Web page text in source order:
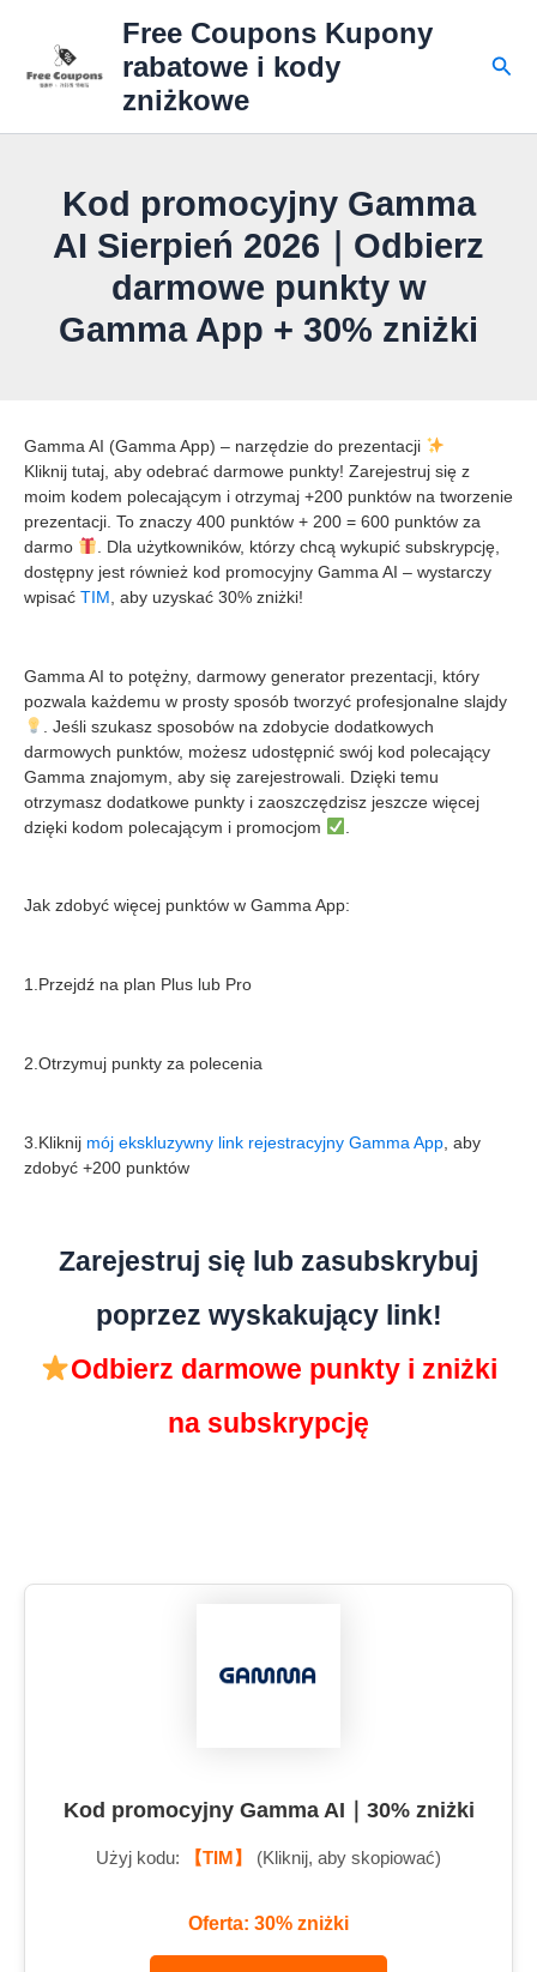
Free Coupons Kupony
rabatowe i kody
zniżkowe
Kod promocyjny Gamma
AI Sierpień 2026｜Odbierz
darmowe punkty w
Gamma App + 30% zniżki
Gamma AI (Gamma App) – narzędzie do prezentacji
Kliknij tutaj, aby odebrać darmowe punkty! Zarejestruj się z
moim kodem polecającym i otrzymaj +200 punktów na tworzenie
prezentacji. To znaczy 400 punktów + 200 = 600 punktów za
darmo
. Dla użytkowników, którzy chcą wykupić subskrypcję,
dostępny jest również kod promocyjny Gamma AI – wystarczy
wpisać TIM , aby uzyskać 30% zniżki!
Gamma AI to potężny, darmowy generator prezentacji, który
pozwala każdemu w prosty sposób tworzyć profesjonalne slajdy
. Jeśli szukasz sposobów na zdobycie dodatkowych
darmowych punktów, możesz udostępnić swój kod polecający
Gamma znajomym, aby się zarejestrowali. Dzięki temu
otrzymasz dodatkowe punkty i zaoszczędzisz jeszcze więcej
dzięki kodom polecającym i promocjom
Jak zdobyć więcej punktów w Gamma App:
1.Przejdź na plan Plus lub Pro
2.Otrzymuj punkty za polecenia
3.Kliknij mój ekskluzywny link rejestracyjny Gamma App, aby
zdobyć +200 punktów
Zarejestruj się lub zasubskrybuj
poprzez wyskakujący link!
Odbierz darmowe punkty i zniżki
na subskrypcję
Kod promocyjny Gamma AI｜30% zniżki
Użyj kodu: 【TIM】 (Kliknij, aby skopiować)
Oferta: 30% zniżki